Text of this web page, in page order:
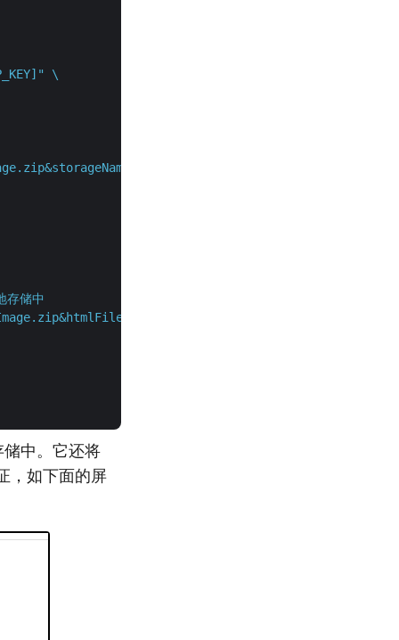
\
\
存储中
中。它还将
，如下面的屏